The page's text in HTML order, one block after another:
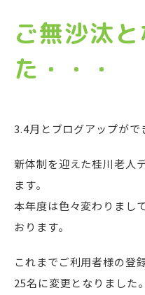
ご無沙汰
た・・・
3.4月とブログアップが
新体制を迎えた桂川老人
ます。
本年度は色々変わりまし
おります。
これまでご利用者様の登
25名に変更となりました。